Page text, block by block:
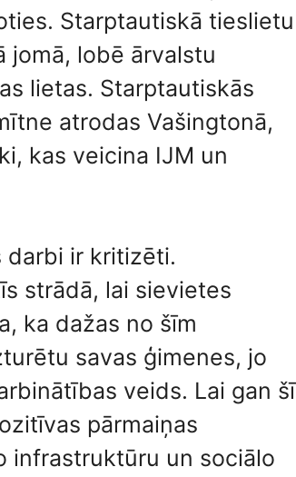
Starptautiskā tieslietu
jomā, lobē ārvalstu
lietas. Starptautiskās
atrodas Vašingtonā,
kas veicina IJM un
darbi ir kritizēti.
strādā, lai sievietes
ka dažas no šīm
savas ģimenes, jo
veids. Lai gan šī
pārmaiņas
infrastruktūru un sociālo